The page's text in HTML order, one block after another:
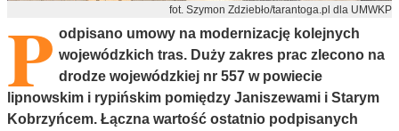
fot. Szymon Zdziebło/tarantoga.pl dla UMWKP
P odpisano umowy na modernizację kolejnych
wojewódzkich tras. Duży zakres prac zlecono na
drodze wojewódzkiej nr 557 w powiecie
lipnowskim i rypińskim pomiędzy Janiszewami i Starym
Kobrzyńcem. Łączna wartość ostatnio podpisanych